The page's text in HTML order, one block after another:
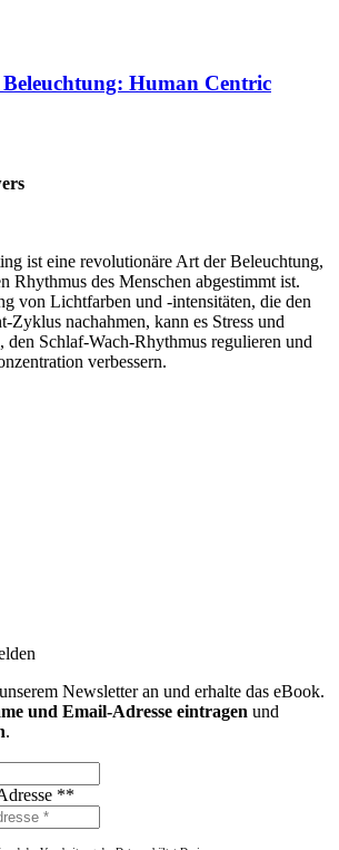
Human Centric
ist eine revolutionäre Art der Beleuchtung,
Rhythmus des Menschen abgestimmt ist.
von Lichtfarben und -intensitäten, die den
Zyklus nachahmen, kann es Stress und
den Schlaf-Wach-Rhythmus regulieren und
verbessern.
Newsletter an und erhalte das eBook.
und Email-Adresse eintragen und
.
**